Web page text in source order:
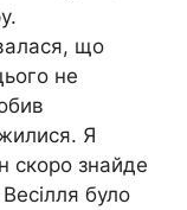
що
не
Я
скоро знайде
було